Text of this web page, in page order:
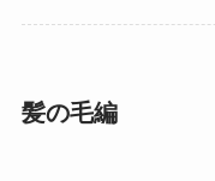
髪の毛編